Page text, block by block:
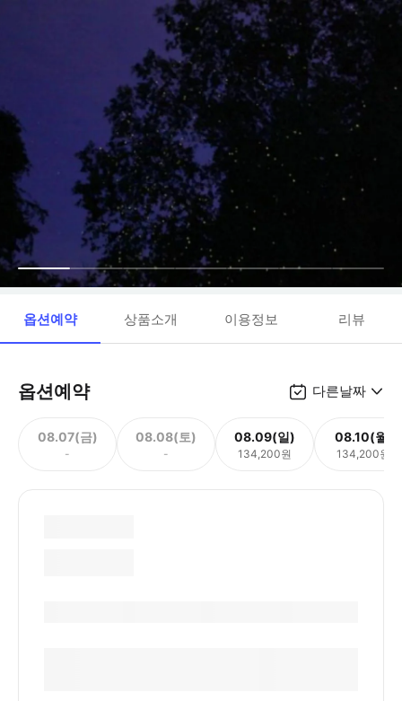
옵션예약 상품소개 이용정보 리뷰
옵션예약 다른날짜
08.07(금)
-
08.08(토)
-
08.09(일)
134,200원
08.10(월)
134,200원